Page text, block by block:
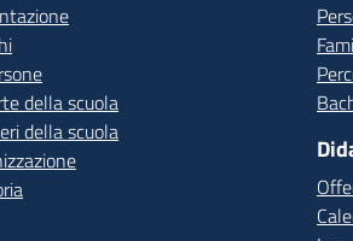
della scuola
della scuola